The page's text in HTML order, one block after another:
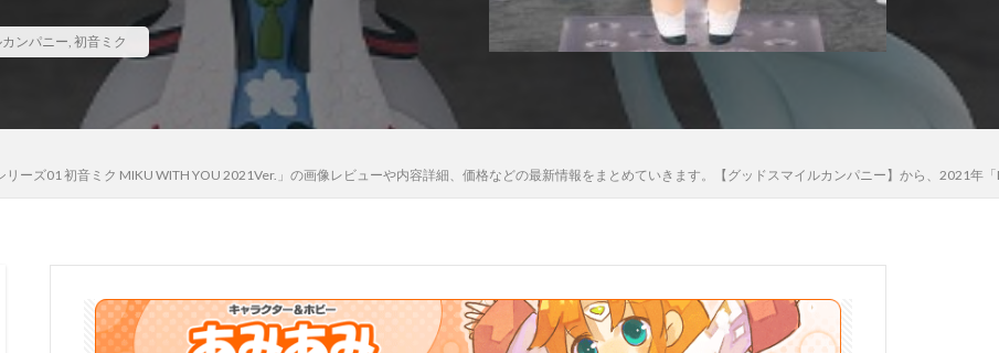
ンパニー, 初音ミク
リーズ01 初音ミク MIKU WITH YOU 2021Ver.」の画像レビューや内容詳細、価格などの最新情報をまとめていきます。【グッドスマイルカンパニー】から、